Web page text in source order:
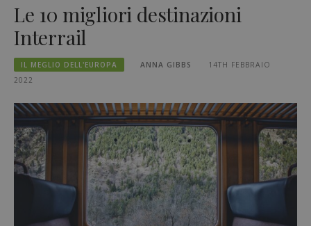
Le 10 migliori destinazioni
Interrail
IL MEGLIO DELL'EUROPA ANNA GIBBS
14TH FEBBRAIO
2022